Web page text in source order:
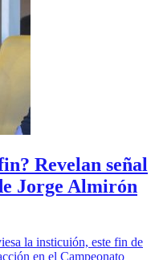
Revelan señal
Jorge Almirón
la insticuión, este fin de
en el Campeonato